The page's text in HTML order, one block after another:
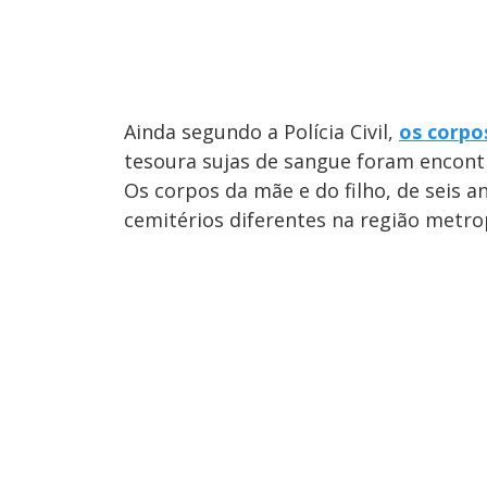
Ainda segundo a Polícia Civil, os
tesoura sujas de sangue foram
Os corpos da mãe e do filho, de seis
cemitérios diferentes na região